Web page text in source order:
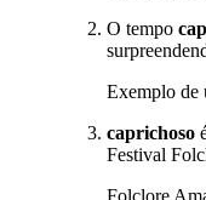
O tempo
Exemplo de
caprichoso
Festival
Folclore